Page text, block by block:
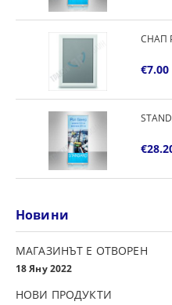
СНАП
€7.00
Новини
МАГАЗИНЪТ Е ОТВОРЕН
18 Яну 2022
НОВИ ПРОДУКТИ